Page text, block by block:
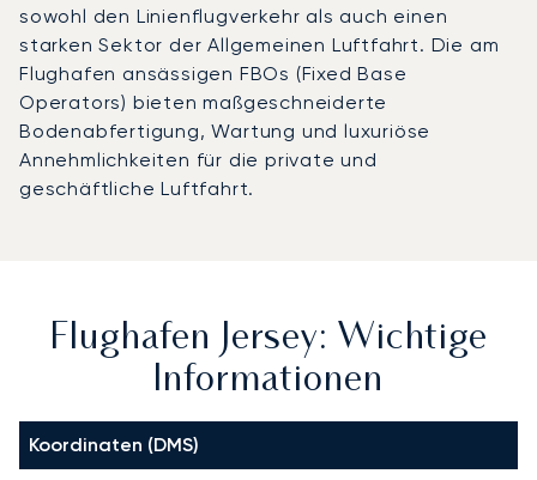
sowohl den Linienflugverkehr als auch einen
starken Sektor der Allgemeinen Luftfahrt. Die am
Flughafen ansässigen FBOs (Fixed Base
Operators) bieten maßgeschneiderte
Bodenabfertigung, Wartung und luxuriöse
Annehmlichkeiten für die private und
geschäftliche Luftfahrt.
Flughafen Jersey: Wichtige
Informationen
Koordinaten (DMS)